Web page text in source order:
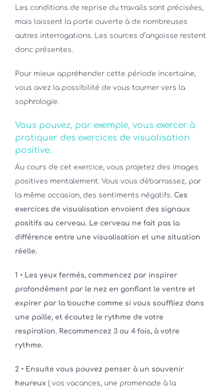
Les conditions de reprise du travails sont précisées,
mais laissent la porte ouverte à de nombreuses
autres interrogations. Les sources d’angoisse restent
donc présentes.
Pour mieux appréhender cette période incertaine,
vous avez la possibilité de vous tourner vers la
sophrologie.
Vous pouvez, par exemple, vous exercer à
pratiquer des exercices de visualisation
positive.
Au cours de cet exercice, vous projetez des images
positives mentalement. Vous vous débarrassez, par
la même occasion, des sentiments négatifs. Ces
exercices de visualisation envoient des signaux
positifs au cerveau. Le cerveau ne fait pas la
différence entre une visualisation et une situation
réelle.
1 • Les yeux fermés, commencez par inspirer
profondément par le nez en gonflant le ventre et
expirer par la bouche comme si vous souffliez dans
une paille, et écoutez le rythme de votre
respiration. Recommencez 3 ou 4 fois, à votre
rythme.
2 • Ensuite vous pouvez penser à un souvenir
heureux ( vos vacances, une promenade à la